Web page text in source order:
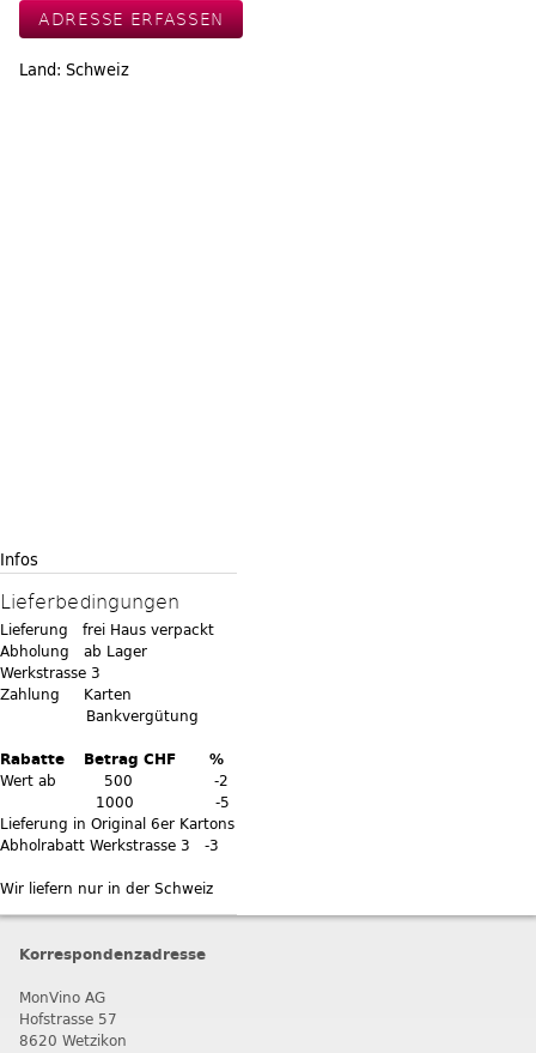
Land: Schweiz
Infos
Lieferbedingungen
Lieferung frei Haus verpackt
Abholung ab Lager
Werkstrasse 3
Zahlung Karten
Bankvergütung
Rabatte Betrag CHF %
Wert ab 500 -2
1000 -5
Lieferung in Original 6er Kartons
Abholrabatt Werkstrasse 3 -3
Wir liefern nur in der Schweiz
Korrespondenzadresse
MonVino AG
Hofstrasse 57
8620 Wetzikon